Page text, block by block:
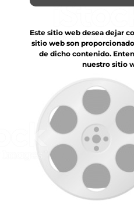
Este sitio web desea dejar
sitio web son
de dicho contenido.
nuestro sitio